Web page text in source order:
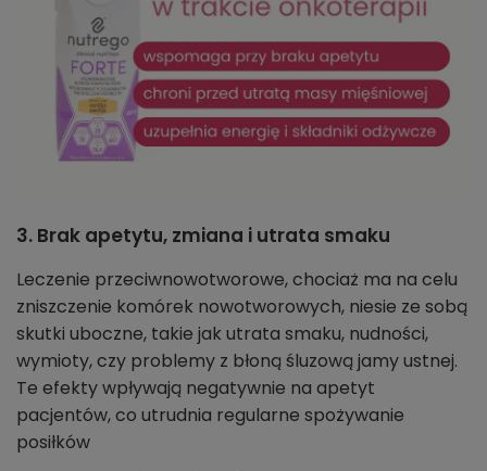
3. Brak apetytu, zmiana i utrata smaku
Leczenie przeciwnowotworowe, chociaż ma na celu
zniszczenie komórek nowotworowych, niesie ze sobą
skutki uboczne, takie jak utrata smaku, nudności,
wymioty, czy problemy z błoną śluzową jamy ustnej.
Te efekty wpływają negatywnie na apetyt
pacjentów, co utrudnia regularne spożywanie
posiłków